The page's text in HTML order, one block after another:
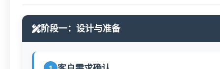
阶段一：设计与准备